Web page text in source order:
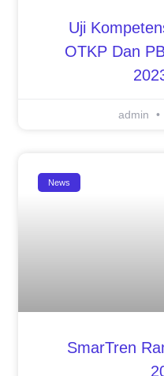
Uji
OTKP Dan
admin
News
SmarTren